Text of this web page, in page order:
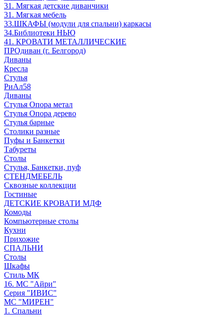
31. Мягкая детские диванчики
31. Мягкая мебель
33.ШКАФЫ (модули для спальни) каркасы
34.Библиотеки НЬЮ
41. КРОВАТИ МЕТАЛЛИЧЕСКИЕ
ПРОдиван (г. Белгород)
Диваны
Кресла
Стулья
РиАл58
Диваны
Стулья Опора метал
Стулья Опора дерево
Стулья барные
Столики разные
Пуфы и Банкетки
Табуреты
Столы
Стулья, Банкетки, пуф
СТЕНДМЕБЕЛЬ
Сквозные коллекции
Гостиные
ДЕТСКИЕ КРОВАТИ МДФ
Комоды
Компьютерные столы
Кухни
Прихожие
СПАЛЬНИ
Столы
Шкафы
Стиль МК
16. МС "Айри"
Серия "ИВИС"
МС "МИРЕН"
1. Спальни